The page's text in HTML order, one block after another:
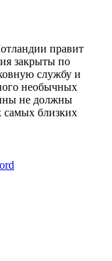
правит
закрыты по
службу и
необычных
не должны
самых близких